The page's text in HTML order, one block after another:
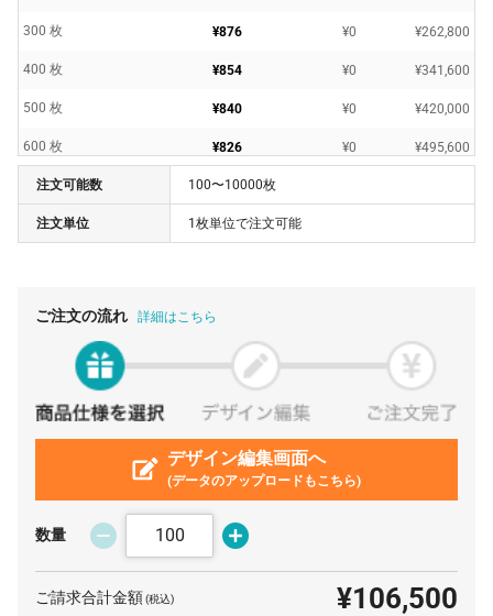
300 枚 ¥876 ¥0 ¥262,800
400 枚 ¥854 ¥0 ¥341,600
500 枚 ¥840 ¥0 ¥420,000
600 枚 ¥826 ¥0 ¥495,600
700 枚 ¥822
800 枚 ¥817
¥1,572,000
¥781 ¥2,343,000
5000 枚 ¥779 ¥3,895,000
注文可能数 100〜10000枚
注文単位 1枚単位で注文可能
ご注文の流れ 詳細はこちら
デザイン編集画面へ
(データのアップロードもこちら)
数量
ご請求合計金額(税込) ¥106,500